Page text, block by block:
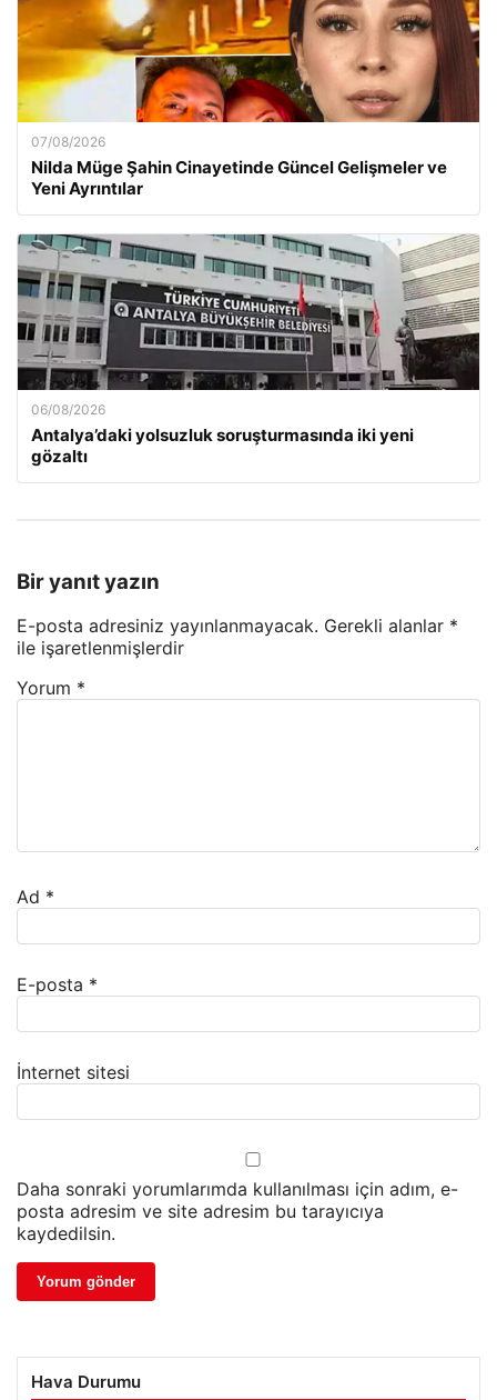
07/08/2026
Nilda Müge Şahin Cinayetinde Güncel Gelişmeler ve
Yeni Ayrıntılar
06/08/2026
Antalya’daki yolsuzluk soruşturmasında iki yeni
gözaltı
Bir yanıt yazın
E-posta adresiniz yayınlanmayacak. Gerekli alanlar *
ile işaretlenmişlerdir
Yorum *
Ad *
E-posta *
İnternet sitesi
Daha sonraki yorumlarımda kullanılması için adım, e-
posta adresim ve site adresim bu tarayıcıya
kaydedilsin.
Hava Durumu